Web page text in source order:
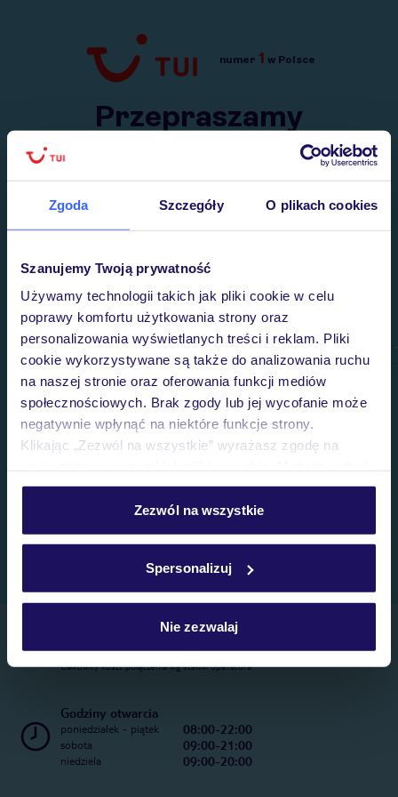
Zgoda Szczegóły O plikach cookies
Szanujemy Twoją prywatność
Używamy technologii takich jak pliki cookie w celu
poprawy komfortu użytkowania strony oraz
personalizowania wyświetlanych treści i reklam. Pliki
cookie wykorzystywane są także do analizowania ruchu
na naszej stronie oraz oferowania funkcji mediów
społecznościowych. Brak zgody lub jej wycofanie może
negatywnie wpłynąć na niektóre funkcje strony.
Klikając „Zezwól na wszystkie” wyrażasz zgodę na
personalizować swój wybór wchodząc w zakładkę
Szczegółowe informacje o plikach cookie znajdziesz
Zezwól na wszystkie
Spersonalizuj
Nie zezwalaj
Przejdź do TUI.pl
numer 1 w Polsce
Przepraszamy
Wysłaliśmy nasz serwis na krótkie wakacje.
Telefoniczne Centrum Rezerwacji
22 270 31 20
Całkowity koszt połączenia wg stawki operatora
Godziny otwarcia
poniedziałek - piątek 08:00-22:00
sobota 09:00-21:00
niedziela 09:00-20:00